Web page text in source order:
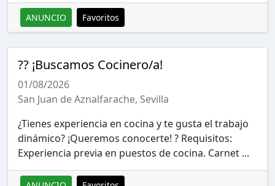
ANUNCIO Favoritos
?‍? ¡Buscamos Cocinero/a!
01/08/2026
San Juan de Aznalfarache, Sevilla
¿Tienes experiencia en cocina y te gusta el trabajo
dinámico? ¡Queremos conocerte! ? Requisitos:
Experiencia previa en puestos de cocina. Carnet ...